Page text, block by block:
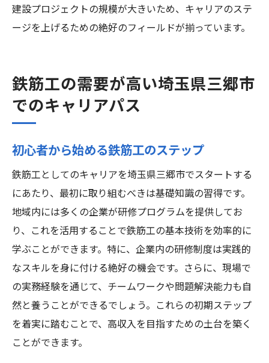
建設プロジェクトの規模が大きいため、キャリアのステ
ージを上げるための絶好のフィールドが揃っています。
鉄筋工の需要が高い埼玉県三郷市
でのキャリアパス
初心者から始める鉄筋工のステップ
鉄筋工としてのキャリアを埼玉県三郷市でスタートする
にあたり、最初に取り組むべきは基礎知識の習得です。
地域内には多くの企業が研修プログラムを提供してお
り、これを活用することで鉄筋工の基本技術を効率的に
学ぶことができます。特に、企業内の研修制度は実践的
なスキルを身に付ける絶好の機会です。さらに、現場で
の実務経験を通じて、チームワークや問題解決能力も自
然と養うことができるでしょう。これらの初期ステップ
を着実に踏むことで、高収入を目指すための土台を築く
ことができます。